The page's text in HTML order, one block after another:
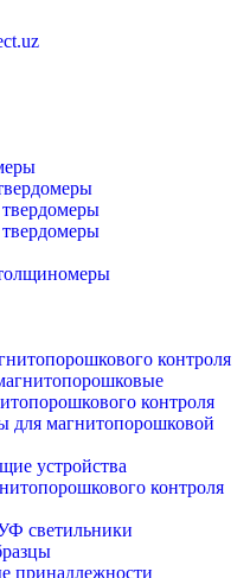
твердомеры
контроля
контроля
для магнитопорошковой
устройства
контроля
светильники
принадлежности